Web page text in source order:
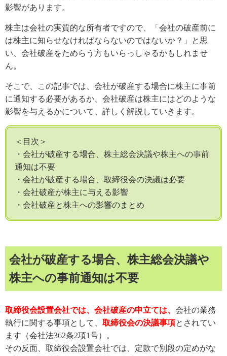
影響があります。
株主は会社の実質的な所有者ですので、「会社の破産前に
は株主に知らせなければならないのではないか？」と思
い、会社破産をためらう方もいらっしゃるかもしれませ
ん。
そこで、この記事では、会社が破産する場合に株主に事前
に通知する必要があるか、会社破産は株主にはどのような
影響を与えるかについて、詳しく解説していきます。
＜目次＞
・会社が破産する場合、株主総会決議や株主への事前
通知は不要
・会社が破産する場合、取締役会の決議は必要
・会社破産が株主に与える影響
・会社破産と株主への影響のまとめ
会社が破産する場合、株主総会決議や
株主への事前通知は不要
取締役会設置会社では、会社破産の申立ては、 会社の業務
執行に関する事項として、 取締役会の決議事項とされてい
ます（会社法362条2項1号）。
その反面、取締役会設置会社では、定款で別段の定めがな